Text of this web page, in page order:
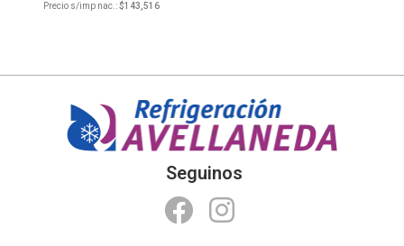
Precio s/imp nac.:$143,516
Seguinos